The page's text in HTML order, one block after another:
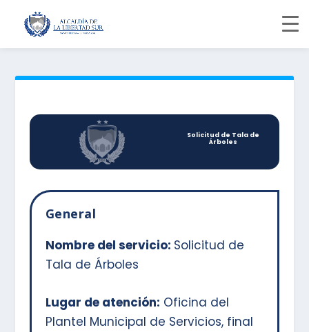
Solicitud de Tala de
Árboles
General
Nombre del servicio: Solicitud de
Tala de Árboles
Lugar de atención: Oficina del
Plantel Municipal de Servicios, final